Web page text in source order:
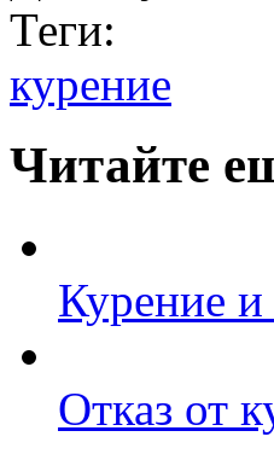
Теги:
курение
Читайте
Курение
Отказ от